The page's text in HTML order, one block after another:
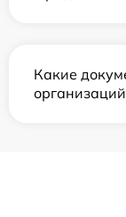
Какие